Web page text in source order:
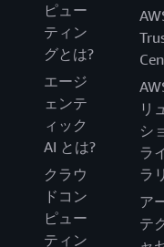
ピュー
ティン
グとは?
エージ
ェンテ
ィック
AI とは?
クラウ
ドコン
ピュー
ティン
リ
シ
ラ
ラリ
ア
テ